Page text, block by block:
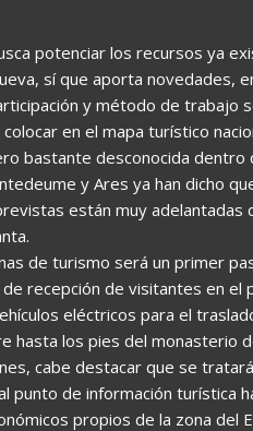
potenciar los recursos ya
sí que aporta novedades,
y método de
en el mapa turístico
bastante desconocida dentro
y Ares ya han dicho
están muy
de turismo será un primer
recepción de visitantes en el
eléctricos para el
hasta los pies del monasterio
cabe destacar que se
punto de información turística
propios de la zona del